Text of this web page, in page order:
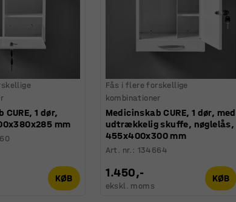
1 dør,
mm
KØB
Fås i flere forskellige
kombinationer
Medicinskab CURE, 1 dør, med
udtrækkelig skuffe, nøglelås,
455x400x300 mm
Art. nr. : 134664
1.450,-
ekskl. moms
KØB